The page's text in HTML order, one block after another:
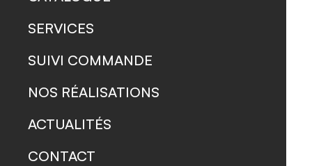
SERVICES
SUIVI COMMANDE
NOS RÉALISATIONS
ACTUALITÉS
CONTACT